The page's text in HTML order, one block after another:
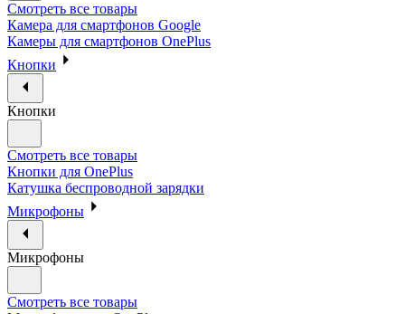
Смотреть все товары
Камера для смартфонов Google
Камеры для смартфонов OnePlus
Кнопки
Кнопки
Смотреть все товары
Кнопки для OnePlus
Катушка беспроводной зарядки
Микрофоны
Микрофоны
Смотреть все товары